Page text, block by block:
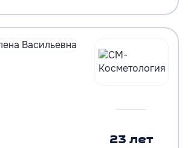
23 лет